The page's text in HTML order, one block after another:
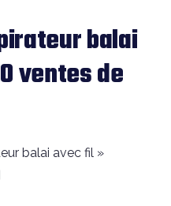
balai
ventes de
balai avec fil »